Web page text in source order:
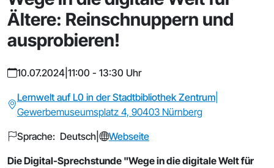
Ältere: Reinschnuppern und
ausprobieren!
10.07.2024 11:00 - 13:30 Uhr
Lernwelt auf L0 in der Stadtbibliothek Zentrum
Gewerbemuseumsplatz 4, 90403 Nürnberg
Sprache: Deutsch
Webseite
Die Digital-Sprechstunde "Wege in die digitale Welt für